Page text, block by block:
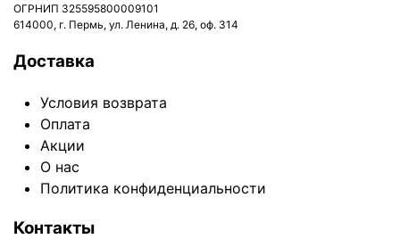
ОГРНИП 325595800009101
614000, г. Пермь, ул. Ленина, д. 26, оф. 314
Доставка
Условия возврата
Оплата
Акции
О нас
Политика конфиденциальности
Контакты